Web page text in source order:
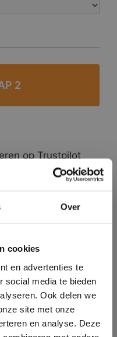
Over
cookies
en advertenties te
social media te bieden
Ook delen we
site met onze
en analyse. Deze
op Trustpilot
offerte
maakt
and is no
the website
om de
Door
website geeft u
cookies in
cookiebeleid.Lees